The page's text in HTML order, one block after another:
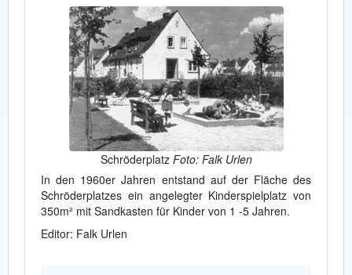
Schröderplatz Foto: Falk Urlen
In den 1960er Jahren entstand auf der Fläche des
Schröderplatzes ein angelegter Kinderspielplatz von
350m² mit Sandkasten für Kinder von 1 -5 Jahren.
Editor: Falk Urlen